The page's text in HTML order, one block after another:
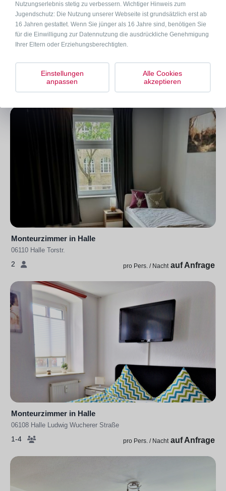
Monteurzimmer in Halle
06110 Halle Streiberstraße
pro Pers. / Nacht auf Anfrage
Monteurzimmer in Halle
06110 Halle Torstr.
2 pro Pers. / Nacht auf Anfrage
Monteurzimmer in Halle
06108 Halle Ludwig Wucherer Straße
1-4 pro Pers. / Nacht auf Anfrage
Nutzungserlebnis stetig zu verbessern. Wichtiger Hinweis zum
Jugendschutz: Die Nutzung unserer Webseite ist grundsätzlich erst ab
16 Jahren gestattet. Wenn Sie jünger als 16 Jahre sind, benötigen Sie
für die Einwilligung zur Datennutzung die ausdrückliche Genehmigung
Ihrer Eltern oder Erziehungsberechtigten.
Einstellungen
anpassen
Alle Cookies
akzeptieren